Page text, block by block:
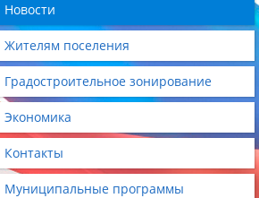
Новости
Жителям поселения
Градостроительное зонирование
Экономика
Контакты
Муниципальные программы